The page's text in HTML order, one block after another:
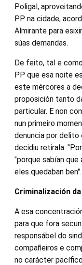
Poligal,
PP na cidade,
Almirante para
súas demandas.
De feito, tal e
PP que esa noite
este mércores a
proposición tanto
particular. E non
nun primeiro
denuncia por
decidiu retirala.
"porque sabían que
eles quedaban ben".
Criminalización
A esa
para que fora
responsábel do
compañeiros e
no carácter